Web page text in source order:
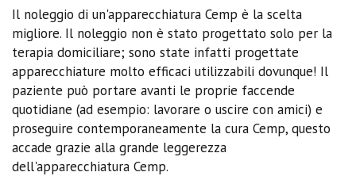
Il noleggio di un'apparecchiatura Cemp è la scelta
migliore. Il noleggio non è stato progettato solo per la
terapia domiciliare; sono state infatti progettate
apparecchiature molto efficaci utilizzabili dovunque! Il
paziente può portare avanti le proprie faccende
quotidiane (ad esempio: lavorare o uscire con amici) e
proseguire contemporaneamente la cura Cemp, questo
accade grazie alla grande leggerezza
dell'apparecchiatura Cemp.